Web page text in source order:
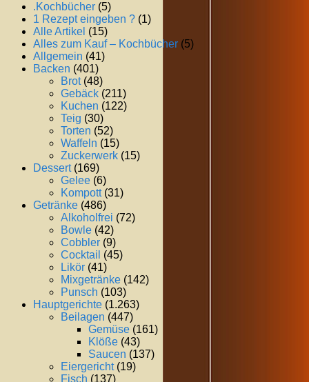
.Kochbücher (5)
1 Rezept eingeben ? (1)
Alle Artikel (15)
Alles zum Kauf – Kochbücher (5)
Allgemein (41)
Backen (401)
Brot(48)
Gebäck (211)
Kuchen (122)
Teig (30)
Torten (52)
Waffeln (15)
Zuckerwerk (15)
Dessert(169)
Gelee (6)
Kompott(31)
Getränke (486)
Alkoholfrei (72)
Bowle (42)
Cobbler (9)
Cocktail (45)
Likör (41)
Mixgetränke (142)
Punsch (103)
Hauptgerichte (1.263)
Beilagen (447)
Gemüse (161)
Klöße (43)
Saucen (137)
Eiergericht(19)
Fisch (137)